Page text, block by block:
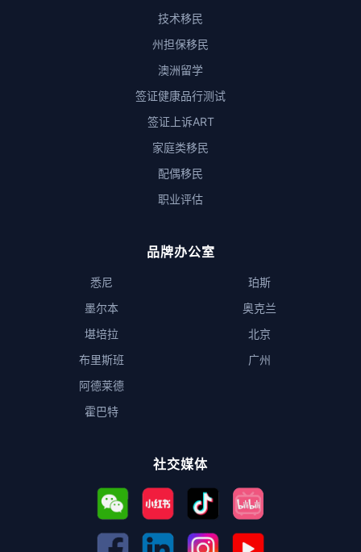
技术移民
州担保移民
澳洲留学
签证健康品行测试
签证上诉ART
家庭类移民
配偶移民
职业评估
品牌办公室
悉尼
墨尔本
堪培拉
布里斯班
阿德莱德
霍巴特
珀斯
奥克兰
北京
广州
社交媒体